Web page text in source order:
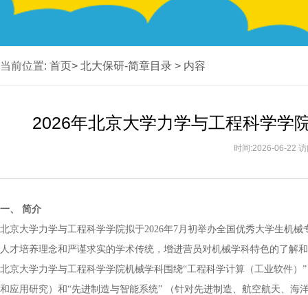
当前位置: 首页> 北大保研-简章目录 > 内容
2026年北京大学力学与工程科学学
时间:2026-06-22
一、 简介
北京大学力学与工程科学学院拟于2026年7月初举办全国优秀大学生机
人才培养理念和严谨求实的学术传统，增进营员对机械学科特色的了解
北京大学力学与工程科学学院机械学科围绕“工程科学计算（工业软件
和应用研究）和“先进制造与智能系统” （针对先进制造、航空航天、